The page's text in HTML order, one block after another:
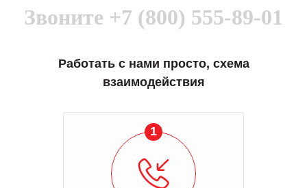
Звоните +7 (800) 555-89-01
Работать с нами просто, схема
взаимодействия
1